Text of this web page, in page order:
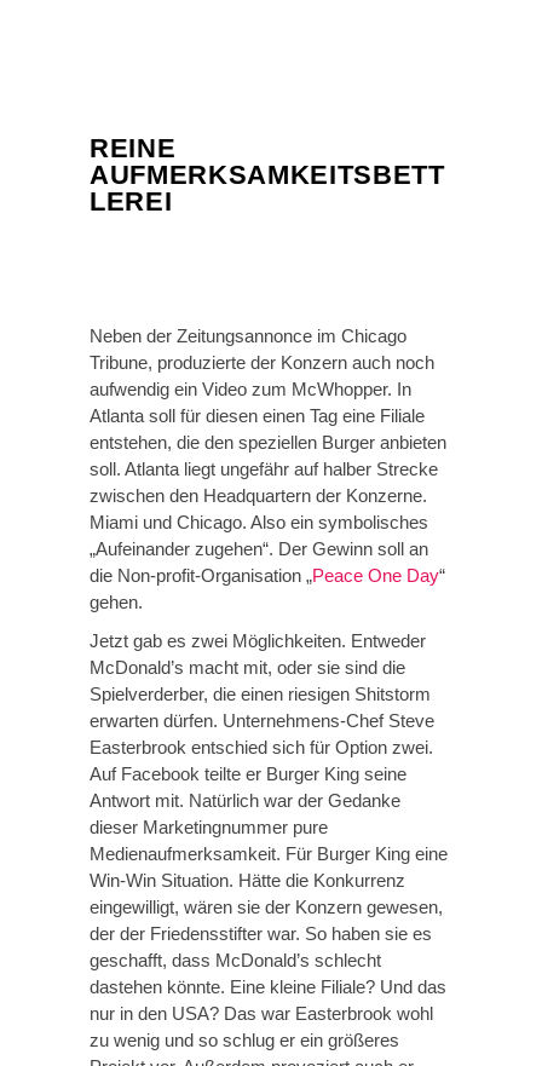
REINE
AUFMERKSAMKEITSBETT
LEREI
Neben der Zeitungsannonce im Chicago
Tribune, produzierte der Konzern auch noch
aufwendig ein Video zum McWhopper. In
Atlanta soll für diesen einen Tag eine Filiale
entstehen, die den speziellen Burger anbieten
soll. Atlanta liegt ungefähr auf halber Strecke
zwischen den Headquartern der Konzerne.
Miami und Chicago. Also ein symbolisches
„Aufeinander zugehen“. Der Gewinn soll an
die Non-profit-Organisation „Peace One Day“
gehen.
Jetzt gab es zwei Möglichkeiten. Entweder
McDonald’s macht mit, oder sie sind die
Spielverderber, die einen riesigen Shitstorm
erwarten dürfen. Unternehmens-Chef Steve
Easterbrook entschied sich für Option zwei.
Auf Facebook teilte er Burger King seine
Antwort mit. Natürlich war der Gedanke
dieser Marketingnummer pure
Medienaufmerksamkeit. Für Burger King eine
Win-Win Situation. Hätte die Konkurrenz
eingewilligt, wären sie der Konzern gewesen,
der der Friedensstifter war. So haben sie es
geschafft, dass McDonald’s schlecht
dastehen könnte. Eine kleine Filiale? Und das
nur in den USA? Das war Easterbrook wohl
zu wenig und so schlug er ein größeres